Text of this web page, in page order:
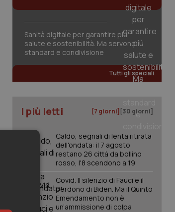
Sanità digitale per garantire più
salute e sostenibilità. Ma servono
standard e condivisione
Tutti gli speciali
I più letti [7 giorni] [30 giorni]
Caldo, segnali di lenta ritirata
dell'ondata: il 7 agosto
restano 26 città da bollino
rosso, l'8 scendono a 19
Covid. Il silenzio di Fauci e il
perdono di Biden. Ma il Quinto
Emendamento non è
un’ammissione di colpa